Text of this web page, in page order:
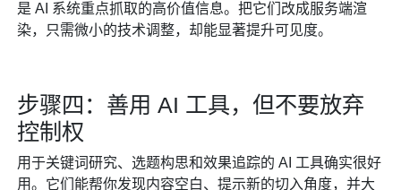
是 AI 系统重点抓取的高价值信息。把它们改成服务端渲
染，只需微小的技术调整，却能显著提升可见度。
步骤四：善用 AI 工具，但不要放弃
控制权
用于关键词研究、选题构思和效果追踪的 AI 工具确实很好
用。它们能帮你发现内容空白、提示新的切入角度，并大